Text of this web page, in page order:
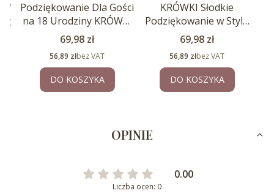
Podziękowanie Dla Gości
na 18 Urodziny KRÓWKI
1kg
Cena
69,98 zł
Cena
56,89 złbez VAT
DO KOSZYKA
KRÓWKI Słodkie
Podziękowanie w Stylu
BOHO 1kg
Cena
69,98 zł
Cena
56,89 złbez VAT
DO KOSZYKA
OPINIE
0.00
Liczba ocen: 0